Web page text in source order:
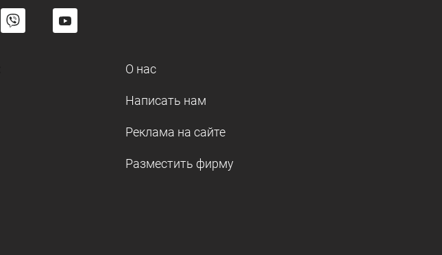
О нас
Написать нам
Реклама на сайте
Разместить фирму